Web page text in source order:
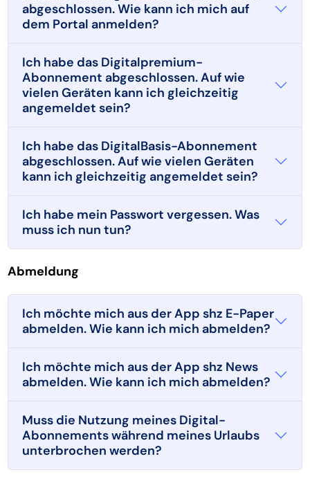
abgeschlossen. Wie kann ich mich auf
dem Portal anmelden?
Ich habe das Digitalpremium-
Abonnement abgeschlossen. Auf wie
vielen Geräten kann ich gleichzeitig
angemeldet sein?
Ich habe das DigitalBasis-Abonnement
abgeschlossen. Auf wie vielen Geräten
kann ich gleichzeitig angemeldet sein?
Ich habe mein Passwort vergessen. Was
muss ich nun tun?
Abmeldung
Ich möchte mich aus der App shz E-Paper
abmelden. Wie kann ich mich abmelden?
Ich möchte mich aus der App shz News
abmelden. Wie kann ich mich abmelden?
Muss die Nutzung meines Digital-
Abonnements während meines Urlaubs
unterbrochen werden?